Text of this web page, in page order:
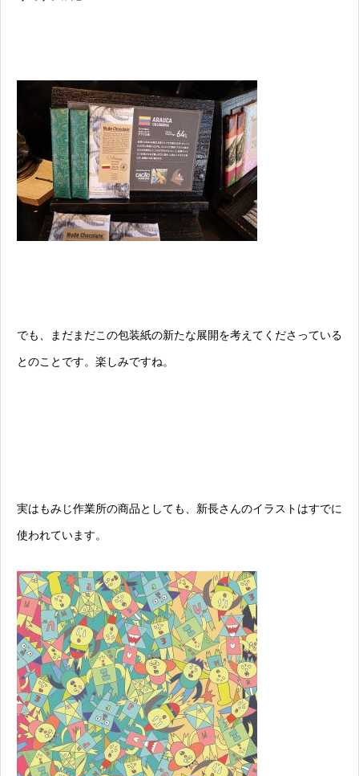
でも、まだまだこの包装紙の新たな展開を考えてくださっている
とのことです。楽しみですね。
実はもみじ作業所の商品としても、新長さんのイラストはすでに
使われています。